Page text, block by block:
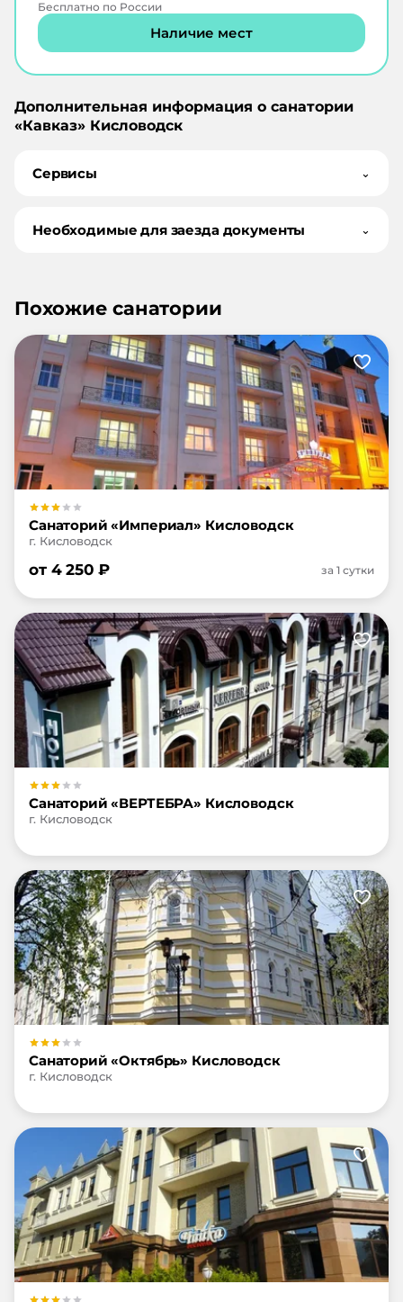
Бесплатно по России
Наличие мест
Дополнительная информация о санатории
«Кавказ» Кисловодск
Сервисы ⌄
Необходимые для заезда документы ⌄
Похожие санатории
Санаторий «Империал» Кисловодск
г. Кисловодск
от 4 250 ₽ за 1 сутки
Санаторий «ВЕРТЕБРА» Кисловодск
г. Кисловодск
Санаторий «Октябрь» Кисловодск
г. Кисловодск